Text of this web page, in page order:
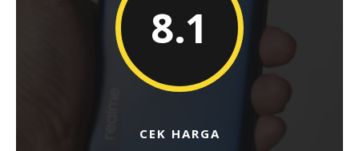
8.1
CEK HARGA